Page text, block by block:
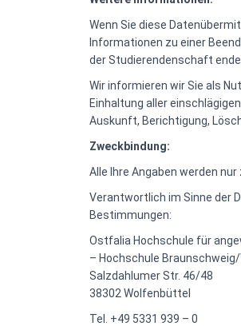
Wenn Sie diese
Informationen zu einer
der Studierendenschaft
Wir informieren wir Sie als
Einhaltung aller
Auskunft, Berichtigung,
Zweckbindung:
Alle Ihre Angaben werden
Verantwortlich im Sinne der
Bestimmungen:
Ostfalia Hochschule für
– Hochschule
Salzdahlumer Str. 46/48
38302 Wolfenbüttel
Tel. +49 5331 939 – 0